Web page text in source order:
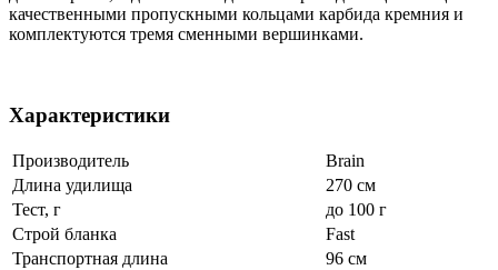
качественными пропускными кольцами карбида кремния и
комплектуются тремя сменными вершинками.
Характеристики
Производитель
Brain
Длина удилища
270 см
Тест, г
до 100 г
Строй бланка
Fast
Транспортная длина
96 см